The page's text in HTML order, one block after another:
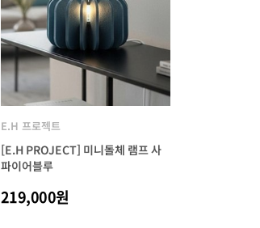
E.H 프로젝트
[E.H PROJECT] 미니돌체 램프 사
파이어블루
219,000원